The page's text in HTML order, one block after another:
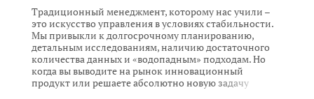
Традиционный менеджмент, которому нас учили –
это искусство управления в условиях стабильности.
Мы привыкли к долгосрочному планированию,
детальным исследованиям, наличию достаточного
количества данных и «водопадным» подходам. Но
когда вы выводите на рынок инновационный
продукт или решаете абсолютно новую задачу